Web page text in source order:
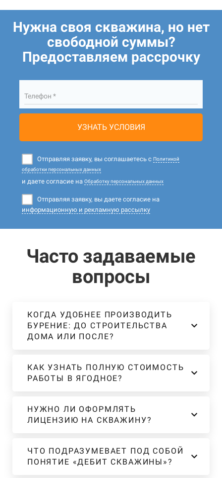
Нужна своя скважина, но нет
свободной суммы?
Предоставляем рассрочку
Телефон *
УЗНАТЬ УСЛОВИЯ
Отправляя заявку, вы соглашаетесь с Политикой
обработки персональных данных
и даете согласие на Обработку персональных данных
Отправляя заявку, вы даете согласие на
информационную и рекламную рассылку
Часто задаваемые
вопросы
КОГДА УДОБНЕЕ ПРОИЗВОДИТЬ
БУРЕНИЕ: ДО СТРОИТЕЛЬСТВА
ДОМА ИЛИ ПОСЛЕ?
КАК УЗНАТЬ ПОЛНУЮ СТОИМОСТЬ
РАБОТЫ В ЯГОДНОЕ?
НУЖНО ЛИ ОФОРМЛЯТЬ
ЛИЦЕНЗИЮ НА СКВАЖИНУ?
ЧТО ПОДРАЗУМЕВАЕТ ПОД СОБОЙ
ПОНЯТИЕ «ДЕБИТ СКВАЖИНЫ»?